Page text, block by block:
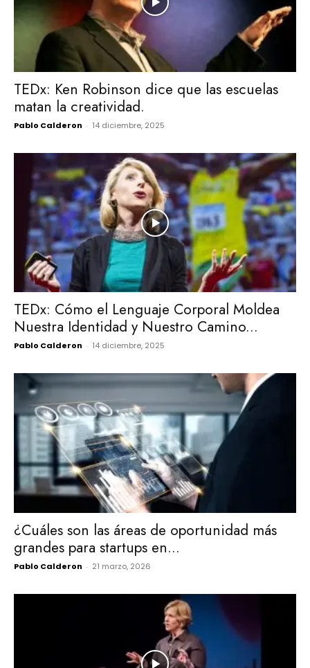
TEDx: Ken Robinson dice que las escuelas
matan la creatividad.
Pablo Calderon - 14 diciembre, 2025
TEDx: Cómo el Lenguaje Corporal Moldea
Nuestra Identidad y Nuestro Camino...
Pablo Calderon - 14 diciembre, 2025
¿Cuáles son las áreas de oportunidad más
grandes para startups en...
Pablo Calderon - 21 marzo, 2026